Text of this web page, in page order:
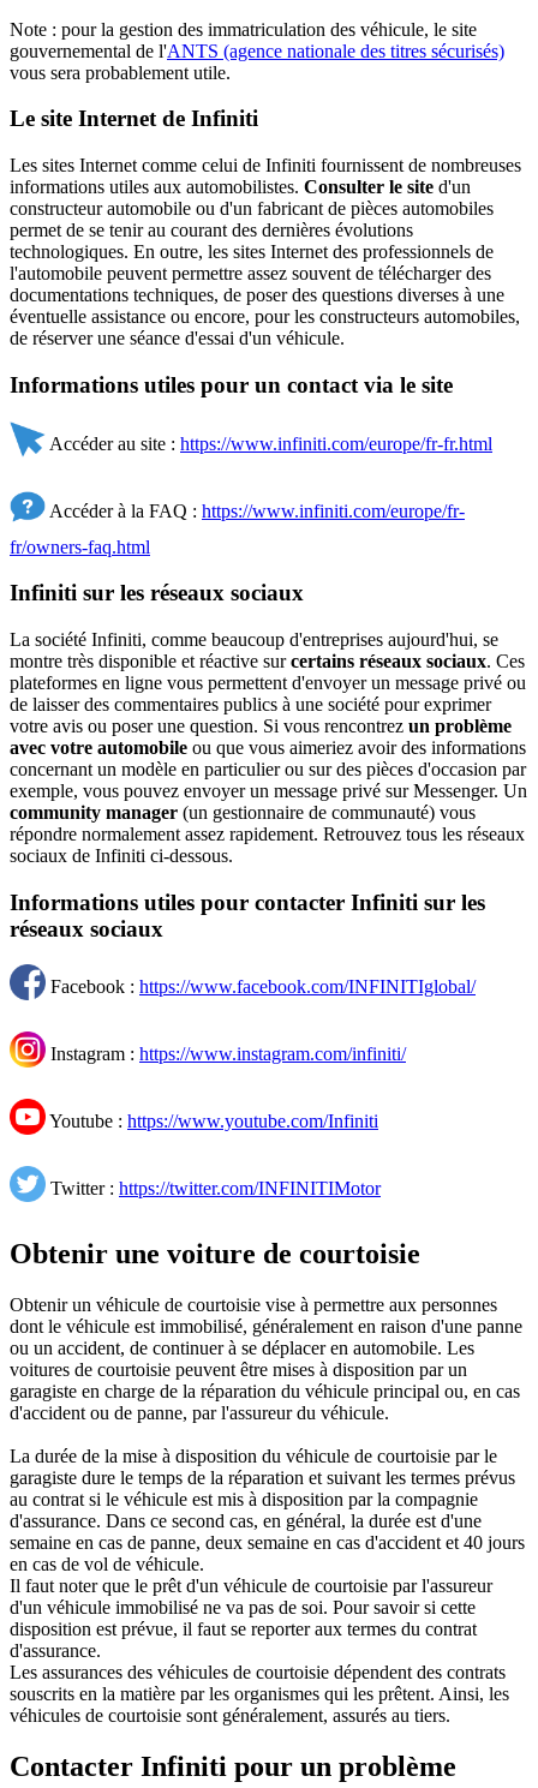
Note : pour la gestion des immatriculation des véhicule, le site
gouvernemental de l'ANTS (agence nationale des titres sécurisés)
vous sera probablement utile.
Le site Internet de Infiniti
Les sites Internet comme celui de Infiniti fournissent de nombreuses
informations utiles aux automobilistes. Consulter le site d'un
constructeur automobile ou d'un fabricant de pièces automobiles
permet de se tenir au courant des dernières évolutions
technologiques. En outre, les sites Internet des professionnels de
l'automobile peuvent permettre assez souvent de télécharger des
documentations techniques, de poser des questions diverses à une
éventuelle assistance ou encore, pour les constructeurs automobiles,
de réserver une séance d'essai d'un véhicule.
Informations utiles pour un contact via le site
Accéder au site : https://www.infiniti.com/europe/fr-fr.html
Accéder à la FAQ : https://www.infiniti.com/europe/fr-
fr/owners-faq.html
Infiniti sur les réseaux sociaux
La société Infiniti, comme beaucoup d'entreprises aujourd'hui, se
montre très disponible et réactive surcertains réseaux sociaux. Ces
plateformes en ligne vous permettent d'envoyer un message privé ou
de laisser des commentaires publics à une société pour exprimer
votre avis ou poser une question. Si vous rencontrez un problème
avec votre automobile ou que vous aimeriez avoir des informations
concernant un modèle en particulier ou sur des pièces d'occasion par
exemple, vous pouvez envoyer un message privé sur Messenger. Un
community manager (un gestionnaire de communauté) vous
répondre normalement assez rapidement. Retrouvez tous les réseaux
sociaux de Infiniti ci-dessous.
Informations utiles pour contacter Infiniti sur les
réseaux sociaux
Facebook : https://www.facebook.com/INFINITIglobal/
Instagram : https://www.instagram.com/infiniti/
Youtube : https://www.youtube.com/Infiniti
Twitter : https://twitter.com/INFINITIMotor
Obtenir une voiture de courtoisie
Obtenir un véhicule de courtoisie vise à permettre aux personnes
dont le véhicule est immobilisé, généralement en raison d'une panne
ou un accident, de continuer à se déplacer en automobile. Les
voitures de courtoisie peuvent être mises à disposition par un
garagiste en charge de la réparation du véhicule principal ou, en cas
d'accident ou de panne, par l'assureur du véhicule.
La durée de la mise à disposition du véhicule de courtoisie par le
garagiste dure le temps de la réparation et suivant les termes prévus
au contrat si le véhicule est mis à disposition par la compagnie
d'assurance. Dans ce second cas, en général, la durée est d'une
semaine en cas de panne, deux semaine en cas d'accident et 40 jours
en cas de vol de véhicule.
Il faut noter que le prêt d'un véhicule de courtoisie par l'assureur
d'un véhicule immobilisé ne va pas de soi. Pour savoir si cette
disposition est prévue, il faut se reporter aux termes du contrat
d'assurance.
Les assurances des véhicules de courtoisie dépendent des contrats
souscrits en la matière par les organismes qui les prêtent. Ainsi, les
véhicules de courtoisie sont généralement, assurés au tiers.
Contacter Infiniti pour un problème